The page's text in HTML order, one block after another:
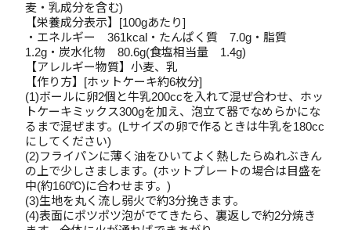
麦・乳成分を含む)
【栄養成分表示】[100gあたり]
・エネルギー 361kcal・たんぱく質 7.0g・脂質
1.2g・炭水化物 80.6g(食塩相当量 1.4g)
【アレルギー物質】小麦、乳
【作り方】[ホットケーキ約6枚分]
(1)ボールに卵2個と牛乳200ccを入れて混ぜ合わせ、ホッ
トケーキミックス300gを加え、泡立て器でなめらかにな
るまで混ぜます。(Lサイズの卵で作るときは牛乳を180cc
にしてください)
(2)フライパンに薄く油をひいてよく熱したらぬれぶきん
の上で少しさまします。(ホットプレートの場合は目盛を
中(約160℃)に合わせます。)
(3)生地を丸く流し弱火で約3分挽きます。
(4)表面にポツポツ泡がでてきたら、裏返しで約2分焼き